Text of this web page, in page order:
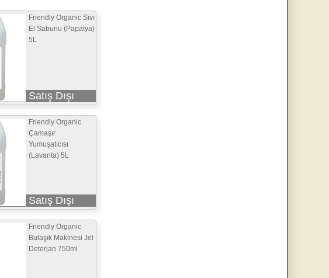
Friendly Organic Sıvı
El Sabunu (Papatya)
5L
Satış Dışı
Friendly Organic
Çamaşır
Yumuşatıcısı
(Lavanta) 5L
Satış Dışı
Friendly Organic
Bulaşık Makinesi Jel
Deterjan 750ml